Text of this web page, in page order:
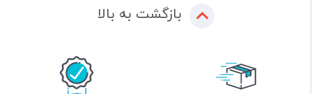
بازگشت به بالا